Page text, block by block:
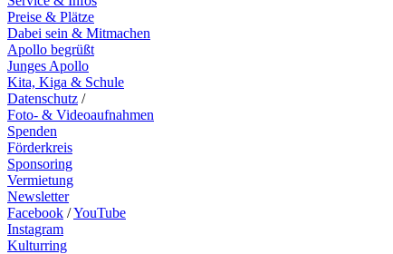
Preise & Plätze
Dabei sein & Mitmachen
Apollo begrüßt
Junges Apollo
Kita, Kiga & Schule
Datenschutz /
Foto- & Videoaufnahmen
Spenden
Förderkreis
Sponsoring
Vermietung
Newsletter
Facebook /YouTube
Instagram
Kulturring